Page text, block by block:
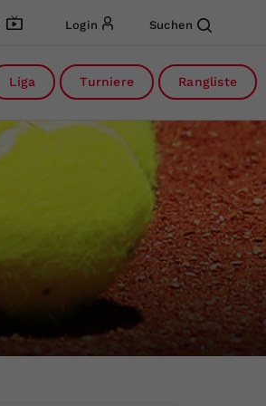
Login Suchen
Liga Turniere Rangliste